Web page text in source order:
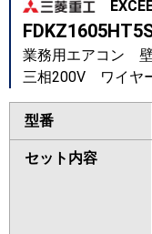
業務用エアコン
三相200V ワイヤ
型番
セット内容